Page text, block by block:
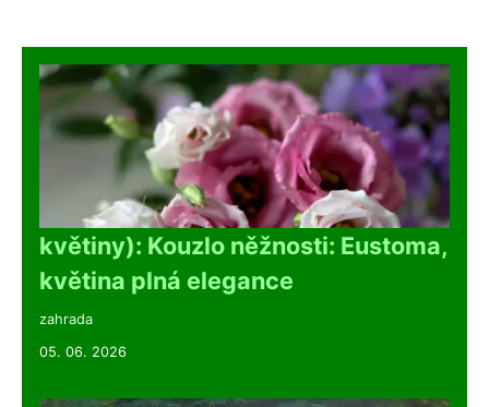
květiny): Kouzlo něžnosti: Eustoma,
květina plná elegance
zahrada
05. 06. 2026